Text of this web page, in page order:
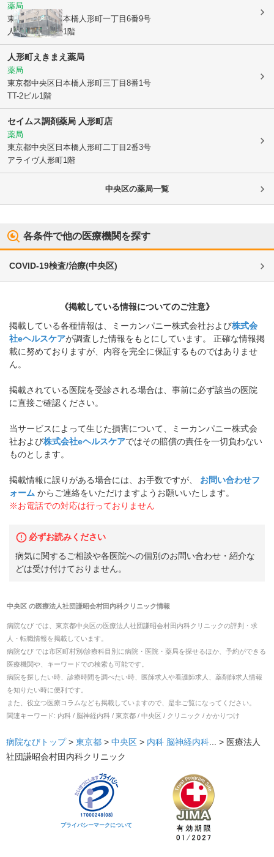
薬局
東京都中央区日本橋人形町一丁目6番9号
人形町大内ビル1階
人形町えきまえ薬局
薬局
東京都中央区 日本橋人形町三丁目8番1号
TT-2ビル1階
セイムス調剤薬局 人形町店
薬局
東京都中央区 日本橋人形町二丁目2番3号
アライヴ人形町1階
中央区の薬局一覧
各条件で他の医療機関を探す
COVID-19検査/治療(中央区)
《掲載している情報についてのご注意》
掲載している各種情報は、ミーカンパニー株式会社および株式会
社eヘルスケアが調査した情報をもとにしています。 正確な情報掲
載に努めておりますが、内容を完全に保証するものではありませ
ん。
掲載されている医院を受診される場合は、事前に必ず該当の医院
に直接ご確認ください。
当サービスによって生じた損害について、ミーカンパニー株式会
社および株式会社eヘルスケアではその賠償の責任を一切負わない
ものとします。
掲載情報に誤りがある場合には、お手数ですが、
お問い合わせフ
ォーム からご連絡をいただけますようお願いいたします。
※お電話での対応は行っておりません
必ずお読みください
病気に関するご相談や各医院への個別のお問い合わせ・紹介な
どは受け付けておりません。
中央区の医療法人社団謙昭会村田内科クリニック情報
病院なび では、 東京都中央区の医療法人社団謙昭会村田内科クリニックの評判・求
人・転職情報を掲載しています。
病院なび では市区町村別/診療科目別に病院・医院・薬局を探せるほか、予約ができる
医療機関や、キーワードでの検索も可能です。
病院を探したい時、診療時間を調べたい時、医師求人や看護師求人、薬剤師求人情報
を知りたい時に便利です。
また、役立つ医療コラムなども掲載していますので、是非ご覧になってください。
関連キーワード: 内科 / 脳神経内科 / 東京都 / 中央区 / クリニック / かかりつけ
病院なびトップ> 東京都 > 中央区 > 内科 脳神経内科 ... > 医療法人
社団謙昭会村田内科クリニック
プライバシーマークについて